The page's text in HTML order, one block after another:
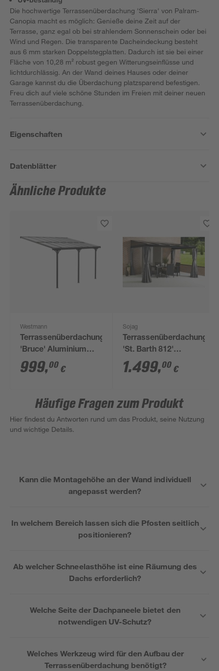
Die hochwertige Terrassenüberdachung 'Sierra' von Palram-
Canopia macht es möglich: Genieße deine Zeit auf der
Terrasse, ganz egal ob bei strahlendem Sonnenschein oder bei
Wind und Regen. Die transparente Dacheindeckung besteht
aus 6 mm starken Doppelstegplatten. Dadurch ist sie bei einer
Fläche von 10,28 m² robust gegen Witterungseinflüsse und
lichtdurchlässig. An der Wand deines Hauses oder deiner
Garage kannst du die Überdachung platzsparend befestigen.
Freu dich auf viele schöne Stunden im Freien mit deiner neuen
Terrassenüberdachung.
Eigenschaften
Datenblätter
Ähnliche Produkte
Westmann
Terrassenüberdachung
'Bruce' Aluminium
schwarz 300 x 435 x
270 cm
999,00 €
Sojag
Terrassenüberdachung
'St. Barth 812'
anthrazit Aluminium
248 x 364 x 240 cm
1.499,00 €
Häufige Fragen zum Produkt
Hier findest du Antworten rund um das Produkt, seine Nutzung
und wichtige Details.
Kann die Montagehöhe an der Wand individuell
angepasst werden?
In welchem Bereich lassen sich die Pfosten seitlich
positionieren?
Ab welcher Schneelasthöhe ist eine Räumung des
Dachs erforderlich?
Welche Seite der Dachpaneele bietet den
notwendigen UV-Schutz?
Welches Werkzeug wird für den Aufbau der
Terrassenüberdachung benötigt?